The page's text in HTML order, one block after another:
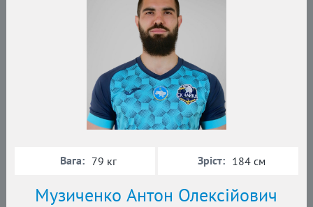
Музиченко Антон Олексійович
Вага: 79 кг Зріст: 184 см